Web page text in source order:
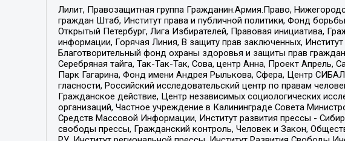
Лилит, Правозащитная группа Гражданин.Армия.Право,
граждан Штаб, Институт права и публичной политики, Фонд
Открытый Петербург, Лига Избирателей, Правовая инициатива,
информации, Горячая Линия, В защиту прав заключенных,
Благотворительный фонд охраны здоровья и защиты прав
Серебряная тайга, Так-Так-Так, Сова, центр Анна, Проект
Парк Гагарина, Фонд имени Андрея Рылькова, Сфера, Центр
гласности, Российский исследовательский центр по правам
Гражданское действие, Центр независимых социологических
организаций, Частное учреждение в Калининграде Совета
Средств Массовой Информации, Институт развития прессы -
свободы прессы, Гражданский контроль, Человек и Закон,